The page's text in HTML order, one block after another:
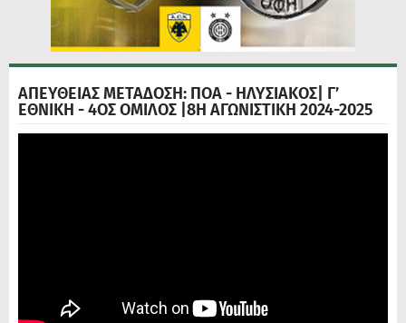
ΑΠΕΥΘΕΙΑΣ ΜΕΤΑΔΟΣΗ: ΠΟΑ - ΗΛΥΣΙΑΚΟΣ| Γ’
ΕΘΝΙΚΗ - 4ΟΣ ΟΜΙΛΟΣ |8Η ΑΓΩΝΙΣΤΙΚΗ 2024-2025